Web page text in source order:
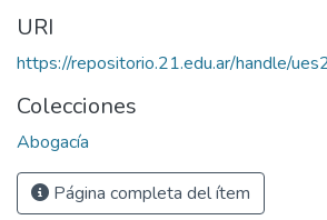
URI
https://repositorio.21.edu.ar/handle/
Colecciones
Abogacía
Página completa del ítem